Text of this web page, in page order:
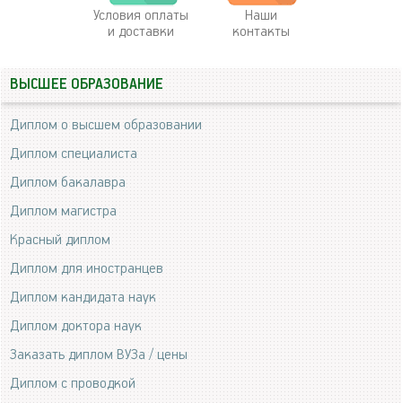
Условия оплаты
и доставки
Наши
контакты
ВЫСШЕЕ ОБРАЗОВАНИЕ
Диплом о высшем образовании
Диплом специалиста
Диплом бакалавра
Диплом магистра
Красный диплом
Диплом для иностранцев
Диплом кандидата наук
Диплом доктора наук
Заказать диплом ВУЗа / цены
Диплом с проводкой